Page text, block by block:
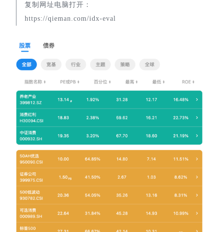
复制网址电脑打开：
https://qieman.com/idx-eval